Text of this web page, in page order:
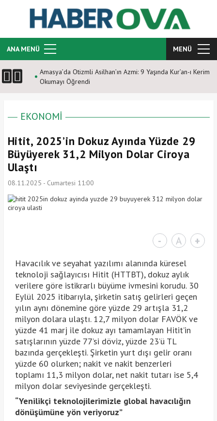
ANA MENÜ MENÜ
Amasya’da Otizmli Asilhan’ın Azmi: 9 Yaşında Kur’an-ı Kerim
Okumayı Öğrendi
EKONOMİ
Hitit, 2025’in Dokuz Ayında Yüzde 29
Büyüyerek 31,2 Milyon Dolar Ciroya
Ulaştı
08.11.2025 - Cumartesi 11:00
- A +
Havacılık ve seyahat yazılımı alanında küresel
teknoloji sağlayıcısı Hitit (HTTBT), dokuz aylık
verilere göre istikrarlı büyüme ivmesini korudu. 30
Eylül 2025 itibarıyla, şirketin satış gelirleri geçen
yılın aynı dönemine göre yüzde 29 artışla 31,2
milyon dolara ulaştı. 12,7 milyon dolar FAVÖK ve
yüzde 41 marj ile dokuz ayı tamamlayan Hitit’in
satışlarının yüzde 77’si döviz, yüzde 23’ü TL
bazında gerçekleşti. Şirketin yurt dışı gelir oranı
yüzde 60 olurken; nakit ve nakit benzerleri
toplamı 11,3 milyon dolar, net nakit tutarı ise 5,4
milyon dolar seviyesinde gerçekleşti.
“Yenilikçi teknolojilerimizle global havacılığın
dönüşümüne yön veriyoruz”